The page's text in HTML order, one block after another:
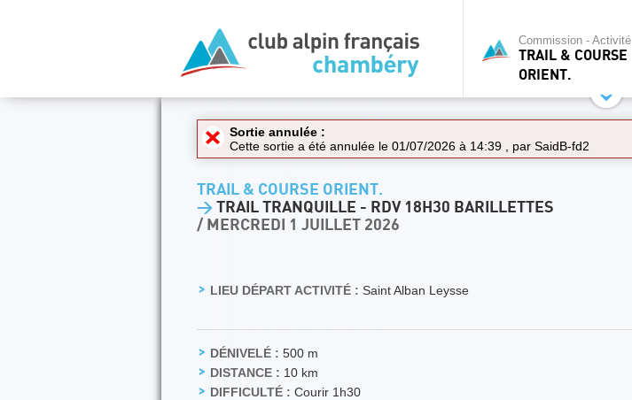
Commission - Activité
TRAIL & COURSE
ORIENT.
Sortie annulée :
Cette sortie a été annulée le 01/07/2026 à 14:39 , par SaidB-fd2
TRAIL & COURSE ORIENT.
> TRAIL TRANQUILLE - RDV 18H30 BARILLETTES
/ MERCREDI 1 JUILLET 2026
LIEU DÉPART ACTIVITÉ : Saint Alban Leysse
DÉNIVELÉ : 500 m
DISTANCE : 10 km
DIFFICULTÉ : Courir 1h30